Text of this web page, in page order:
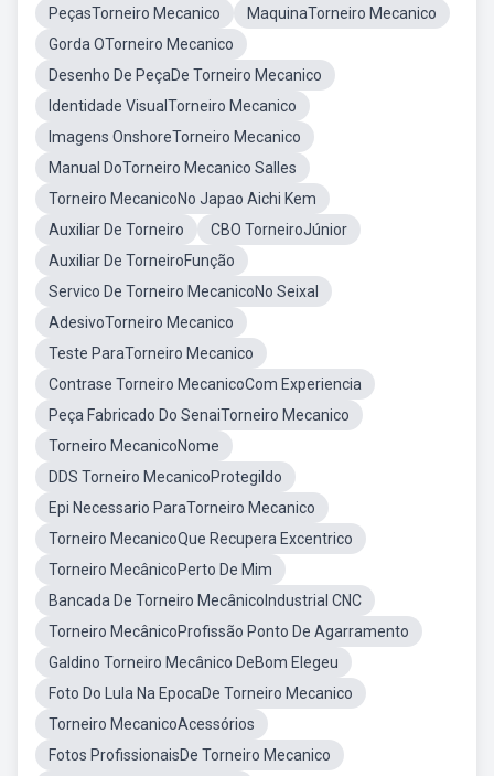
PeçasTorneiro Mecanico
MaquinaTorneiro Mecanico
Gorda OTorneiro Mecanico
Desenho De PeçaDe Torneiro Mecanico
Identidade VisualTorneiro Mecanico
Imagens OnshoreTorneiro Mecanico
Manual DoTorneiro Mecanico Salles
Torneiro MecanicoNo Japao Aichi Kem
Auxiliar De Torneiro
CBO TorneiroJúnior
Auxiliar De TorneiroFunção
Servico De Torneiro MecanicoNo Seixal
AdesivoTorneiro Mecanico
Teste ParaTorneiro Mecanico
Contrase Torneiro MecanicoCom Experiencia
Peça Fabricado Do SenaiTorneiro Mecanico
Torneiro MecanicoNome
DDS Torneiro MecanicoProtegildo
Epi Necessario ParaTorneiro Mecanico
Torneiro MecanicoQue Recupera Excentrico
Torneiro MecânicoPerto De Mim
Bancada De Torneiro MecânicoIndustrial CNC
Torneiro MecânicoProfissão Ponto De Agarramento
Galdino Torneiro Mecânico DeBom Elegeu
Foto Do Lula Na EpocaDe Torneiro Mecanico
Torneiro MecanicoAcessórios
Fotos ProfissionaisDe Torneiro Mecanico